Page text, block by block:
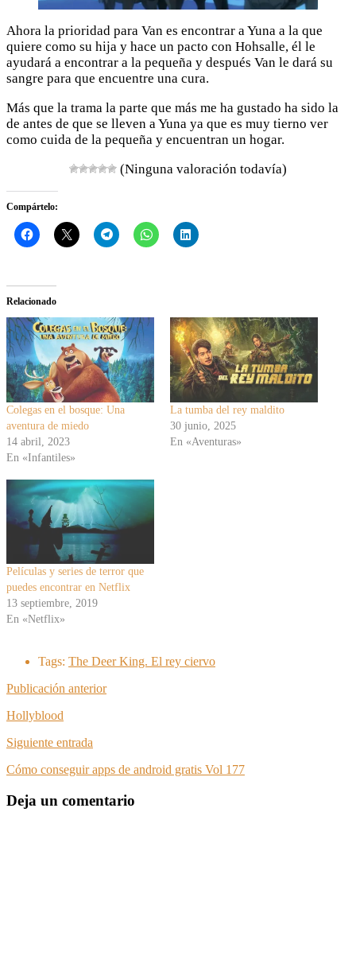
Ahora la prioridad para Van es encontrar a Yuna a la que
quiere como su hija y hace un pacto con Hohsalle, él le
ayudará a encontrar a la pequeña y después Van le dará su
sangre para que encuentre una cura.
Más que la trama la parte que más me ha gustado ha sido la
de antes de que se lleven a Yuna ya que es muy tierno ver
como cuida de la pequeña y encuentran un hogar.
(Ninguna valoración todavía)
Compártelo:
Relacionado
Colegas en el bosque: Una
aventura de miedo
14 abril, 2023
En «Infantiles»
La tumba del rey maldito
30 junio, 2025
En «Aventuras»
Películas y series de terror que
puedes encontrar en Netflix
13 septiembre, 2019
En «Netflix»
Tags: The Deer King. El rey ciervo
Publicación anterior
Hollyblood
Siguiente entrada
Cómo conseguir apps de android gratis Vol 177
Deja un comentario